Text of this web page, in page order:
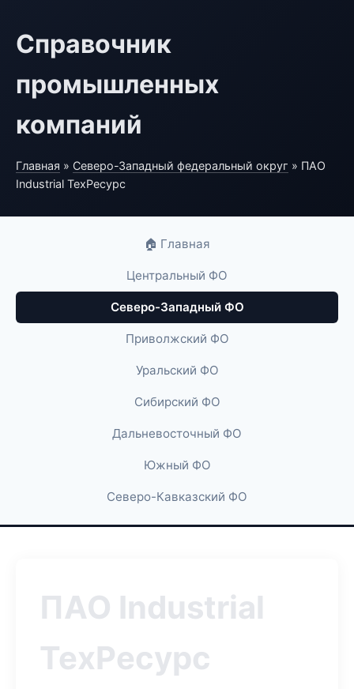
Справочник
промышленных
компаний
Главная » Северо-Западный федеральный округ » ПАО
Industrial ТехРесурс
🏠 Главная
Центральный ФО
Северо-Западный ФО
Приволжский ФО
Уральский ФО
Сибирский ФО
Дальневосточный ФО
Южный ФО
Северо-Кавказский ФО
ПАО Industrial
ТехРесурс